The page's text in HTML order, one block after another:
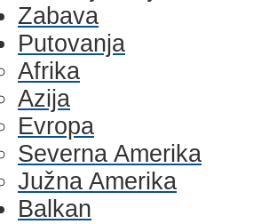
Zabava
Putovanja
Afrika
Azija
Evropa
Severna Amerika
Južna Amerika
Balkan